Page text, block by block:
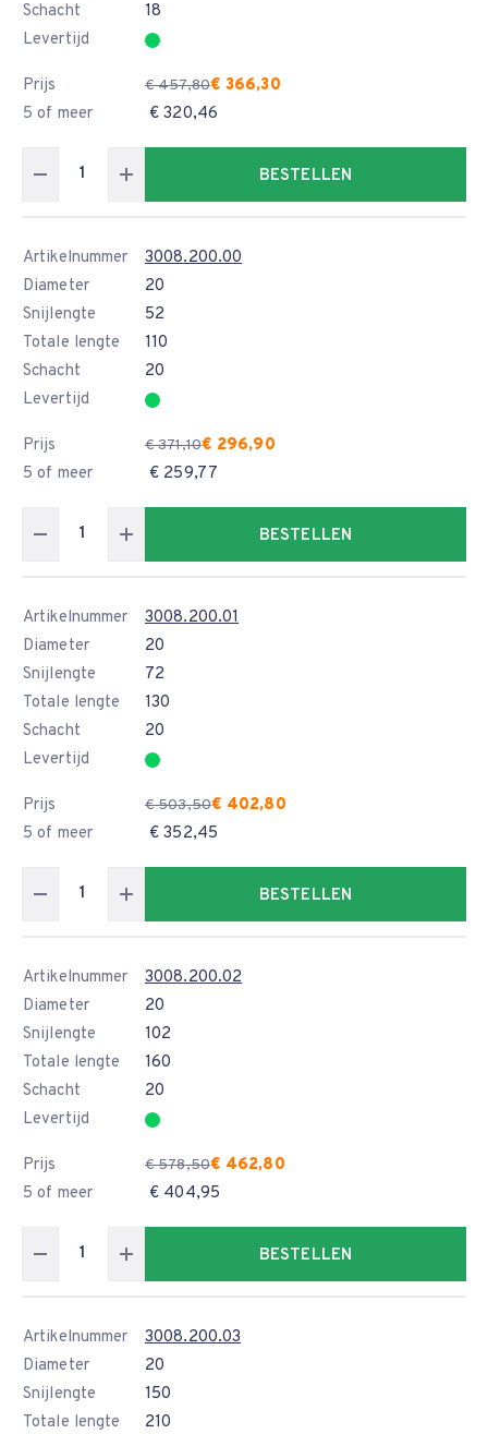
Schacht
18
Levertijd
Prijs € 457,80€ 366,30
5 of meer
€ 320,46
BESTELLEN
Artikelnummer
3008.200.00
Diameter
20
Snijlengte
52
Totale lengte
110
Schacht
20
Levertijd
Prijs € 371,10€ 296,90
5 of meer
€ 259,77
BESTELLEN
Artikelnummer
3008.200.01
Diameter
20
Snijlengte
72
Totale lengte
130
Schacht
20
Levertijd
Prijs € 503,50€ 402,80
5 of meer
€ 352,45
BESTELLEN
Artikelnummer
3008.200.02
Diameter
20
Snijlengte
102
Totale lengte
160
Schacht
20
Levertijd
Prijs € 578,50€ 462,80
5 of meer
€ 404,95
BESTELLEN
Artikelnummer
3008.200.03
Diameter
20
Snijlengte
150
Totale lengte
210